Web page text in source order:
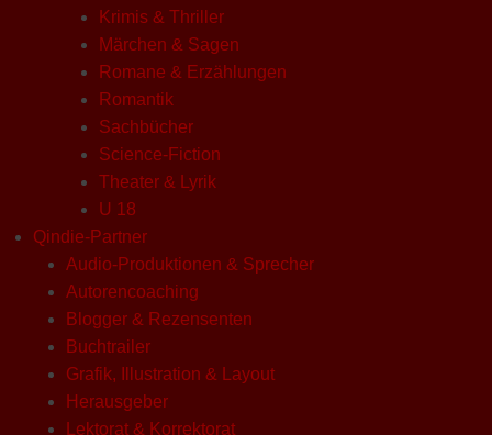
Krimis & Thriller
Märchen & Sagen
Romane & Erzählungen
Romantik
Sachbücher
Science-Fiction
Theater & Lyrik
U 18
Qindie-Partner
Audio-Produktionen & Sprecher
Autorencoaching
Blogger & Rezensenten
Buchtrailer
Grafik, Illustration & Layout
Herausgeber
Lektorat & Korrektorat